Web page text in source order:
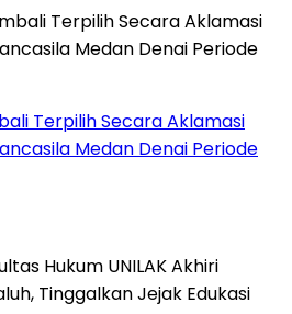
Terpilih Secara Aklamasi
Medan Denai Periode